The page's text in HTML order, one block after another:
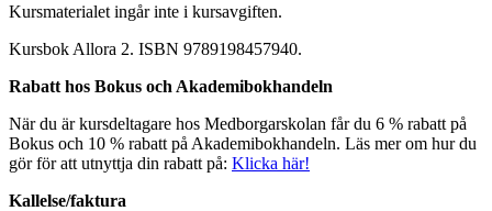
Kursmaterialet ingår inte i kursavgiften.
Kursbok Allora 2. ISBN 9789198457940.
Rabatt hos Bokus och Akademibokhandeln
När du är kursdeltagare hos Medborgarskolan får du 6 % rabatt på
Bokus och 10 % rabatt på Akademibokhandeln. Läs mer om hur du
gör för att utnyttja din rabatt på: Klicka här!
Kallelse/faktura